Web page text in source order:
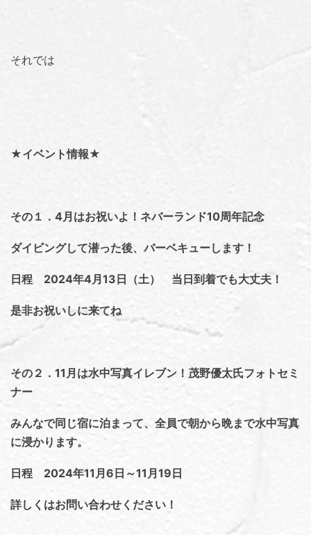
それでは
★イベント情報★
その１．4月はお祝いよ！ネバーランド10周年記念
ダイビングして潜った後、バーベキューします！
日程 2024年4月13日（土） 当日到着でも大丈夫！
是非お祝いしに来てね
その２．11月は水中写真イレブン！茂野優太氏フォトセミ
ナー
みんなで同じ宿に泊まって、全員で朝から晩まで水中写真
に浸かります。
日程 2024年11月6日～11月19日
詳しくはお問い合わせください！